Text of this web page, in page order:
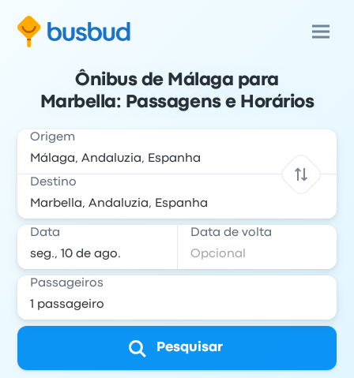
Ônibus de Málaga para
Marbella: Passagens e Horários
Origem
Destino
Data Data de volta
Passageiros
Pesquisar